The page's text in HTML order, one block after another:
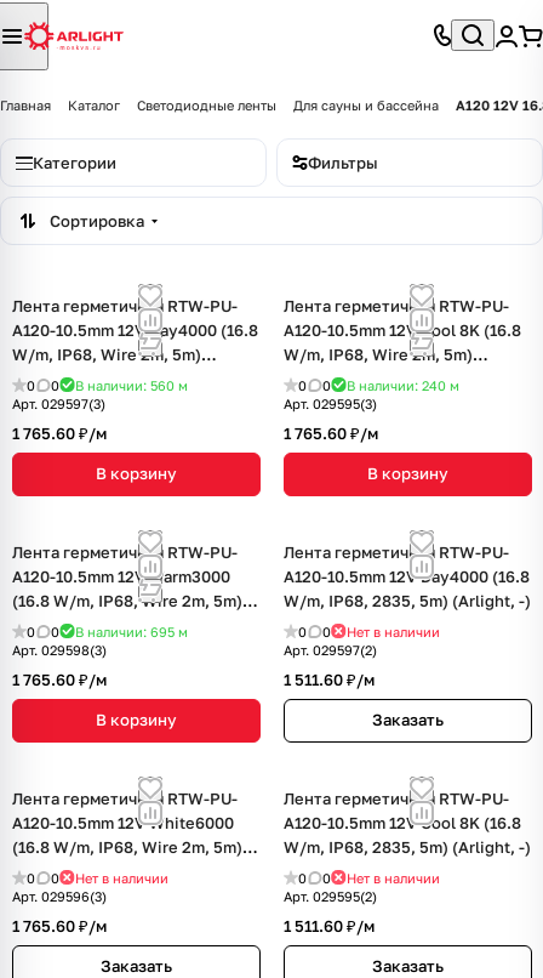
Главная Каталог Светодиодные ленты Для сауны и бассейна A120 12V
Категории Фильтры
Сортировка
Лента герметичная RTW-PU-
A120-10.5mm 12V Day4000 (16.8
W/m, IP68, Wire 2m, 5m)
(Arlight, -)
0 0 В наличии: 560 м
Арт. 029597(3)
1 765.60 ₽/м
В корзину
Лента герметичная RTW-PU-
A120-10.5mm 12V Cool 8K (16.8
W/m, IP68, Wire 2m, 5m)
(Arlight, -)
0 0 В наличии: 240 м
Арт. 029595(3)
1 765.60 ₽/м
В корзину
Лента герметичная RTW-PU-
A120-10.5mm 12V Warm3000
(16.8 W/m, IP68, Wire 2m, 5m)
(Arlight, -)
0 0 В наличии: 695 м
Арт. 029598(3)
1 765.60 ₽/м
В корзину
Лента герметичная RTW-PU-
A120-10.5mm 12V Day4000 (16.8
W/m, IP68, 2835, 5m) (Arlight, -)
0 0
Нет в наличии
Арт. 029597(2)
1 511.60 ₽/м
Заказать
Лента герметичная RTW-PU-
A120-10.5mm 12V White6000
(16.8 W/m, IP68, Wire 2m, 5m)
(Arlight, -)
0 0
Нет в наличии
Арт. 029596(3)
1 765.60 ₽/м
Заказать
Лента герметичная RTW-PU-
A120-10.5mm 12V Cool 8K (16.8
W/m, IP68, 2835, 5m) (Arlight, -)
0 0
Нет в наличии
Арт. 029595(2)
1 511.60 ₽/м
Заказать